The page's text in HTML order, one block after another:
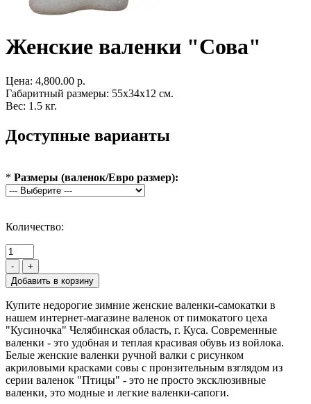
Женские валенки "Сова"
Цена: 4,800.00 р.
Габаритный размеры: 55x34x12 см.
Вес: 1.5 кг.
Доступные варианты
* Размеры (валенок/Евро размер):
Количество:
- +
Купите недорогие зимние женские валенки-самокатки в
нашем интернет-магазине валенок от пимокатого цеха
"Кусиночка" Челябинская область, г. Куса. Современные
валенки - это удобная и теплая красивая обувь из войлока.
Белые женские валенки ручной валки с рисунком
акриловыми красками совы с пронзительным взглядом из
серии валенок "Птицы" - это не просто эксклюзивные
валенки, это модные и легкие валенки-сапоги.